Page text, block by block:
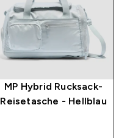
MP Hybrid Rucksack-
Reisetasche - Hellblau